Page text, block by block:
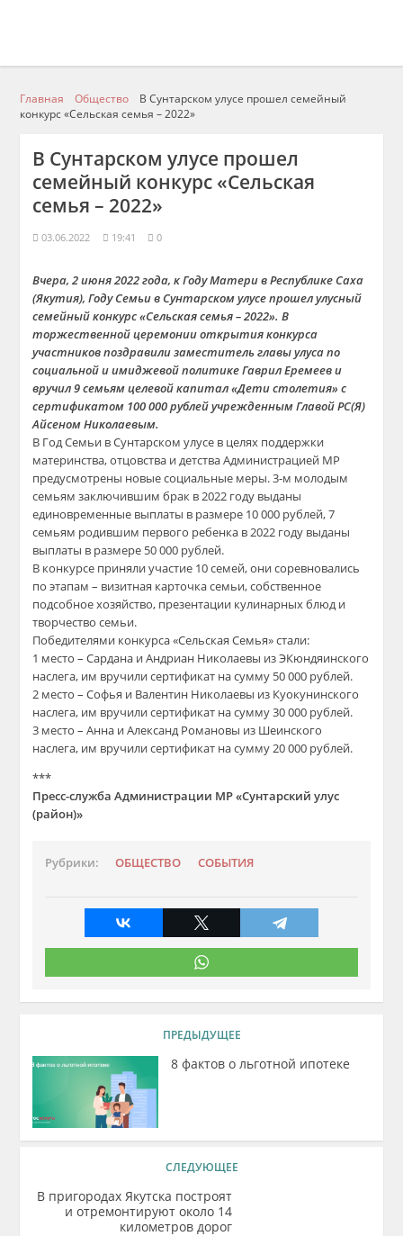
Главная Общество
В Сунтарском улусе прошел семейный
конкурс «Сельская семья – 2022»
В Сунтарском улусе прошел
семейный конкурс «Сельская
семья – 2022»
03.06.2022 19:41 0
Вчера, 2 июня 2022 года, к Году Матери в Республике Саха
(Якутия), Году Семьи в Сунтарском улусе прошел улусный
семейный конкурс «Сельская семья – 2022». В
торжественной церемонии открытия конкурса
участников поздравили заместитель главы улуса по
социальной и имиджевой политике Гаврил Еремеев и
вручил 9 семьям целевой капитал «Дети столетия» с
сертификатом 100 000 рублей учрежденным Главой РС(Я)
Айсеном Николаевым.
В Год Семьи в Сунтарском улусе в целях поддержки
материнства, отцовства и детства Администрацией МР
предусмотрены новые социальные меры. 3-м молодым
семьям заключившим брак в 2022 году выданы
единовременные выплаты в размере 10 000 рублей, 7
семьям родившим первого ребенка в 2022 году выданы
выплаты в размере 50 000 рублей.
В конкурсе приняли участие 10 семей, они соревновались
по этапам – визитная карточка семьи, собственное
подсобное хозяйство, презентации кулинарных блюд и
творчество семьи.
Победителями конкурса «Сельская Семья» стали:
1 место – Сардана и Андриан Николаевы из ЭКюндяинского
наслега, им вручили сертификат на сумму 50 000 рублей.
2 место – Софья и Валентин Николаевы из Куокунинского
наслега, им вручили сертификат на сумму 30 000 рублей.
3 место – Анна и Александ Романовы из Шеинского
наслега, им вручили сертификат на сумму 20 000 рублей.
***
Пресс-служба Администрации МР «Сунтарский улус
(район)»
Рубрики: ОБЩЕСТВО СОБЫТИЯ
ПРЕДЫДУЩЕЕ
8 фактов о льготной ипотеке
СЛЕДУЮЩЕЕ
В пригородах Якутска построят
и отремонтируют около 14
километров дорог